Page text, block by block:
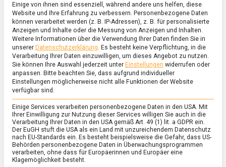
POLITIK/TV
Bringt die aktuelle Krise Europa näher
zusammen? – Marlene Mortler (CSU)
Einige von ihnen sind essenziell, während andere uns helfen, diese
Website und Ihre Erfahrung zu verbessern. Personenbezogene Daten
können verarbeitet werden (z. B. IP-Adressen), z. B. für personalisierte
Anzeigen und Inhalte oder die Messung von Anzeigen und Inhalten.
Weitere Informationen über die Verwendung Ihrer Daten finden Sie in
unserer Datenschutzerklärung. Es besteht keine Verpflichtung, in die
Verarbeitung Ihrer Daten einzuwilligen, um dieses Angebot zu nutzen.
Sie können Ihre Auswahl jederzeit unter Einstellungen widerrufen oder
anpassen. Bitte beachten Sie, dass aufgrund individueller
Einstellungen möglicherweise nicht alle Funktionen der Website
verfügbar sind.
Einige Services verarbeiten personenbezogene Daten in den USA. Mit
Ihrer Einwilligung zur Nutzung dieser Services willigen Sie auch in die
Verarbeitung Ihrer Daten in den USA gemäß Art. 49 (1) lit. a GDPR ein.
Der EuGH stuft die USA als ein Land mit unzureichendem Datenschutz
nach EU-Standards ein. Es besteht beispielsweise die Gefahr, dass US-
Behörden personenbezogene Daten in Überwachungsprogrammen
verarbeiten, ohne dass für Europäerinnen und Europäer eine
Klagemöglichkeit besteht.